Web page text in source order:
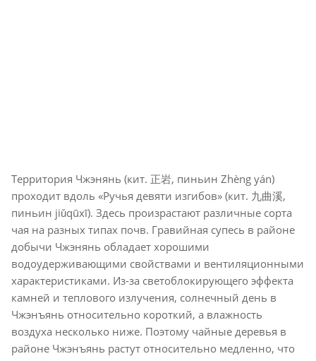
Территория Чжэнянь (кит. 正岩, пиньин Zhèng yán)
проходит вдоль «Ручья девяти изгибов» (кит. 九曲溪,
пиньин jiǔqūxī). Здесь произрастают различные сорта
чая на разных типах почв. Гравийная супесь в районе
добычи Чжэнянь обладает хорошими
водоудерживающими свойствами и вентиляционными
характеристиками. Из-за светоблокирующего эффекта
камней и теплового излучения, солнечный день в
Чжэнъянь относительно короткий, а влажность
воздуха несколько ниже. Поэтому чайные деревья в
районе Чжэнъянь растут относительно медленно, что